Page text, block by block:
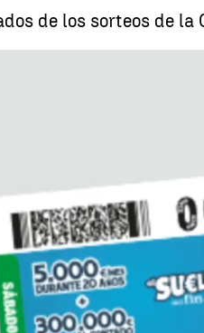
de los sorteos de la